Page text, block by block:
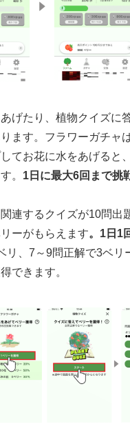
げたり、植物クイズに
ます。フラワーガチャ
てお花に水をあげると
。 1日に最大6回まで挑
連するクイズが10問出
ーがもらえます。1日1
リ、7～9問正解で3ベリ
できます。